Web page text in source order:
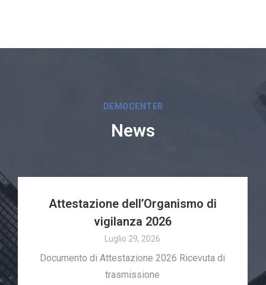
DEMOCENTER
News
Attestazione dell’Organismo di
vigilanza 2026
Luglio 29, 2026
Documento di Attestazione 2026 Ricevuta di
trasmissione